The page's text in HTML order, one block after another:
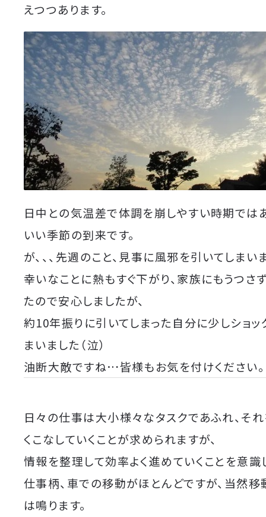
えつつあります。
日中との気温差で体調を崩しやすい時期では
いい季節の到来です。
が、、、先週のこと、見事に風邪を引いてしまい
幸いなことに熱もすぐ下がり、家族にもうつさ
たので安心しましたが、
約10年振りに引いてしまった自分に少しショッ
まいました（泣）
油断大敵ですね…皆様もお気を付けください。
日々の仕事は大小様々なタスクであふれ、そ
くこなしていくことが求められますが、
情報を整理して効率よく進めていくことを意識
仕事柄、車での移動がほとんどですが、当然
は鳴ります。